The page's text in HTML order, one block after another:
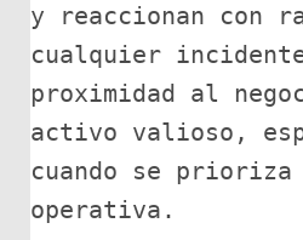
y reaccionan con
cualquier
proximidad al
activo valioso,
cuando se
operativa.